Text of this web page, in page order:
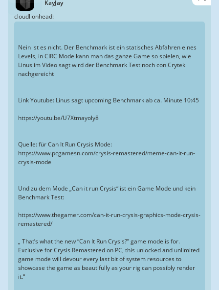
KayJay
cloudlionhead:
Nein ist es nicht. Der Benchmark ist ein statisches Abfahren eines
Levels, in CIRC Mode kann man das ganze Game so spielen, wie
Linus im Video sagt wird der Benchmark Test noch con Crytek
nachgereicht
Link Youtube: Linus sagt upcoming Benchmark ab ca. Minute 10:45
https://youtu.be/U7Xtmayoly8
Quelle: für Can It Run Crysis Mode:
https://www.pcgamesn.com/crysis-remastered/meme-can-it-run-
crysis-mode
Und zu dem Mode „Can it run Crysis“ ist ein Game Mode und kein
Benchmark Test:
https://www.thegamer.com/can-it-run-crysis-graphics-mode-crysis-
remastered/
„ That’s what the new “Can It Run Crysis?” game mode is for.
Exclusive for Crysis Remastered on PC, this unlocked and unlimited
game mode will devour every last bit of system resources to
showcase the game as beautifully as your rig can possibly render
it.“